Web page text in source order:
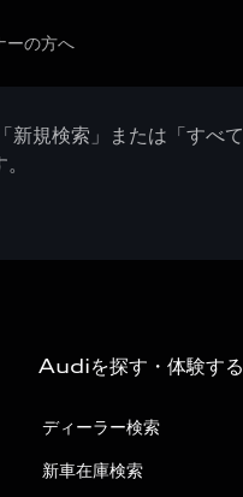
ーの方へ
規検索」または「すべ
Audiを探す・体験する
ディーラー検索
新車在庫検索